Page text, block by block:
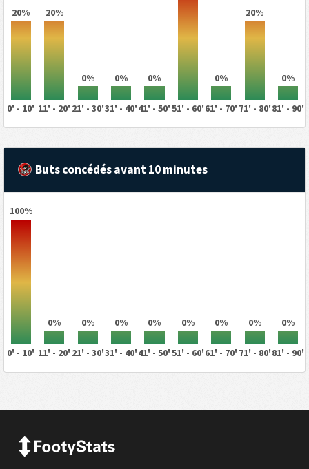
20% 20%
0% 0% 0% 0%
20%
0%
0' - 10' 11' - 20' 21' - 30'31' - 40'41' - 50'51' - 60'61' - 70' 71' - 80'81' - 90'
Buts concédés avant 10 minutes
100%
0% 0% 0% 0% 0% 0% 0% 0%
0' - 10' 11' - 20' 21' - 30'31' - 40'41' - 50'51' - 60'61' - 70' 71' - 80'81' - 90'